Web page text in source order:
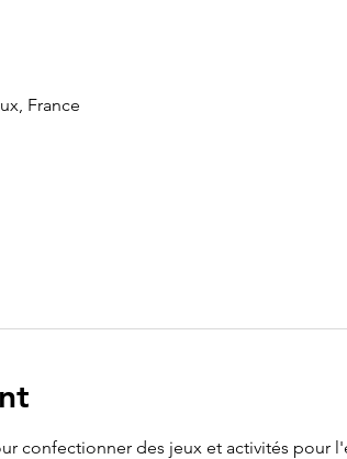
France
confectionner des jeux et activités pour